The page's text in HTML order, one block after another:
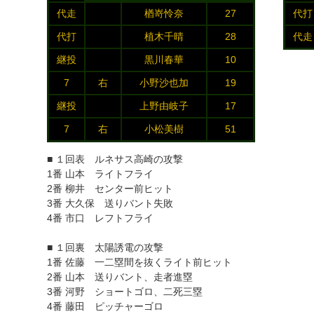
代走 楢嵜怜奈 27
代打 植木千晴 28
継投 黒川春華 10
7 右 小野沙也加 19
継投 上野由岐子 17
7 右 小松美樹 51
代打
代走
■ １回表 ルネサス高崎の攻撃
1番 山本 ライトフライ
2番 柳井 センター前ヒット
3番 大久保 送りバント失敗
4番 市口 レフトフライ
■ １回裏 太陽誘電の攻撃
1番 佐藤 一二塁間を抜くライト前ヒット
2番 山本 送りバント、走者進塁
3番 河野 ショートゴロ、二死三塁
4番 藤田 ピッチャーゴロ